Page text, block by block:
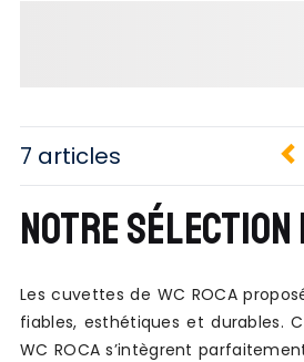
7 articles
NOTRE
Les cuvettes de WC ROCA
fiables, esthétiques et durables.
WC ROCA s’intègrent